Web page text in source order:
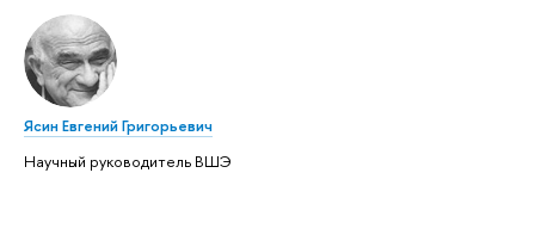
Ясин Евгений Григорьевич
Научный руководитель ВШЭ